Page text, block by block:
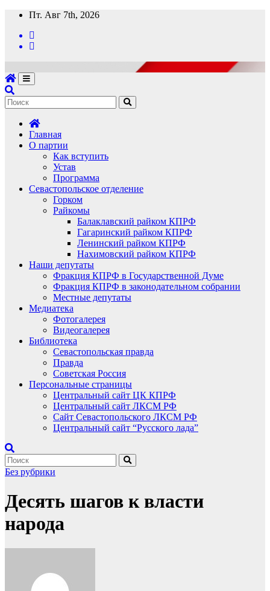
Перейти
содержимому
Пт. Авг 7th, 2026
Главная
О партии
Как вступить
Устав
Программа
Севастопольское отделение
Горком
Райкомы
Балаклавский райком КПРФ
Гагаринский райком КПРФ
Ленинский райком КПРФ
Нахимовский райком КПРФ
Наши депутаты
Фракция КПРФ в Государственной Думе
Фракция КПРФ в законодательном собрании
Местные депутаты
Медиатека
Фотогалерея
Видеогалерея
Библиотека
Севастопольская правда
Правда
Советская Россия
Персональные страницы
Центральный сайт ЦК КПРФ
Центральный сайт ЛКСМ РФ
Сайт Севастопольского ЛКСМ РФ
Центральный сайт “Русского лада”
Без рубрики
Десять шагов к власти
народа